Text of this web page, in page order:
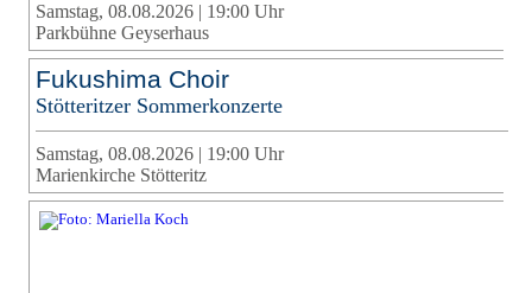
Samstag, 08.08.2026 | 19:00 Uhr
Parkbühne Geyserhaus
Fukushima Choir
Stötteritzer Sommerkonzerte
Samstag, 08.08.2026 | 19:00 Uhr
Marienkirche Stötteritz